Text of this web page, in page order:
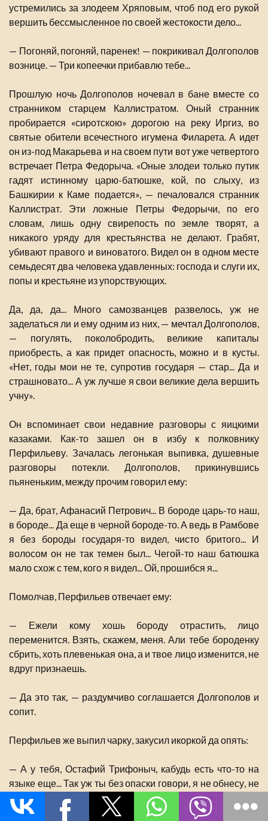
устремились за злодеем Хряповым, чтоб под его рукой
вершить бессмысленное по своей жестокости дело...
— Погоняй, погоняй, паренек! — покрикивал Долгополов
вознице. — Три копеечки прибавлю тебе...
Прошлую ночь Долгополов ночевал в бане вместе со
странником старцем Каллистратом. Оный странник
пробирается «сиротскою» дорогою на реку Иргиз, во
святые обители всечестного игумена Филарета. А идет
он из-под Макарьева и на своем пути вот уже четвертого
встречает Петра Федорыча. «Оные злодеи только путик
гадят истинному царю-батюшке, кой, по слыху, из
Башкирии к Каме подается», — печаловался странник
Каллистрат. Эти ложные Петры Федорычи, по его
словам, лишь одну свирепость по земле творят, а
никакого уряду для крестьянства не делают. Грабят,
убивают правого и виноватого. Видел он в одном месте
семьдесят два человека удавленных: господа и слуги их,
попы и крестьяне из упорствующих.
Да, да, да... Много самозванцев развелось, уж не
заделаться ли и ему одним из них, — мечтал Долгополов,
— погулять, поколобродить, великие капиталы
приобресть, а как придет опасность, можно и в кусты.
«Нет, годы мои не те, супротив государя — стар... Да и
страшновато... А уж лучше я свои великие дела вершить
учну».
Он вспоминает свои недавние разговоры с яицкими
казаками. Как-то зашел он в избу к полковнику
Перфильеву. Зачалась легонькая выпивка, душевные
разговоры потекли. Долгополов, прикинувшись
пьяненьким, между прочим говорил ему:
— Да, брат, Афанасий Петрович... В бороде царь-то наш,
в бороде... Да еще в черной бороде-то. А ведь в Рамбове
я без бороды государя-то видел, чисто бритого... И
волосом он не так темен был... Чегой-то наш батюшка
мало схож с тем, кого я видел... Ой, прошибся я...
Помолчав, Перфильев отвечает ему:
— Ежели кому хошь бороду отрастить, лицо
переменится. Взять, скажем, меня. Али тебе бороденку
сбрить, хоть плевенькая она, а и твое лицо изменится, не
вдруг признаешь.
— Да это так, — раздумчиво соглашается Долгополов и
сопит.
Перфильев же выпил чарку, закусил икоркой да опять:
— А у тебя, Остафий Трифоныч, кабудь есть что-то на
языке еще... Так уж ты без опаски говори, я не обнесу, не
бойсь.